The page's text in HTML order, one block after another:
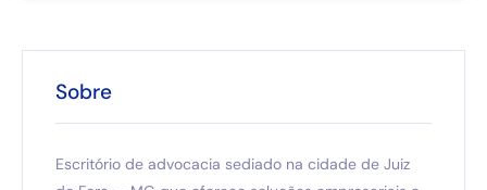
Sobre
Escritório de advocacia sediado na cidade de Juiz